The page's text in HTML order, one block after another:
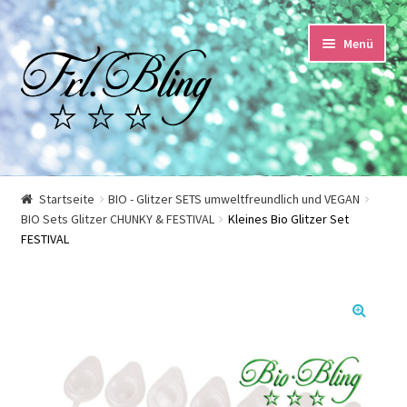
Zur
Navigation
springen
Springe
zum
Inhalt
Menü
Start
AGB und Kundeninformationen
Impressum
Startseite
BIO - Glitzer SETS umweltfreundlich und VEGAN
BIO Sets Glitzer CHUNKY & FESTIVAL
Kleines Bio Glitzer Set
FESTIVAL